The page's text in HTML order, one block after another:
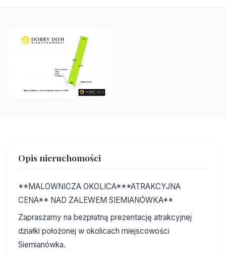
Opis nieruchomości
**MALOWNICZA OKOLICA***ATRAKCYJNA
CENA** NAD ZALEWEM SIEMIANÓWKA**
Zapraszamy na bezpłatną prezentację atrakcyjnej
działki położonej w okolicach miejscowości
Siemianówka.